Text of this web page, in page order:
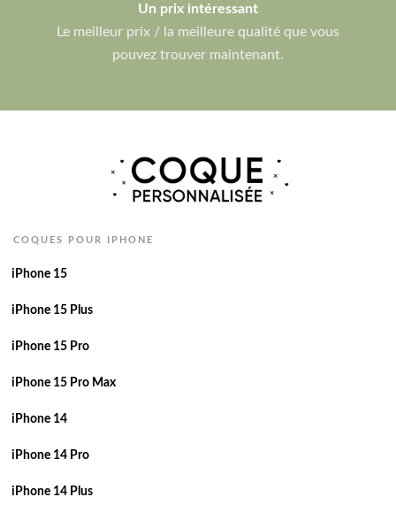
Un prix intéressant
Le meilleur prix / la meilleure qualité que vous
pouvez trouver maintenant.
COQUES POUR IPHONE
iPhone 15
iPhone 15 Plus
iPhone 15 Pro
iPhone 15 Pro Max
iPhone 14
iPhone 14 Pro
iPhone 14 Plus